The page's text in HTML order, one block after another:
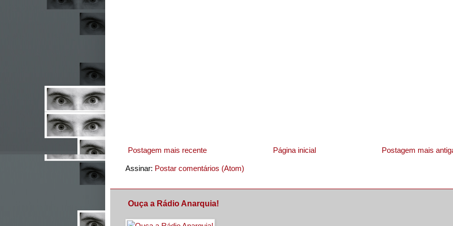
Postagem mais recente Postagem mais
Página inicial
Assinar: Postar comentários (Atom)
Ouça a Rádio Anarquia!